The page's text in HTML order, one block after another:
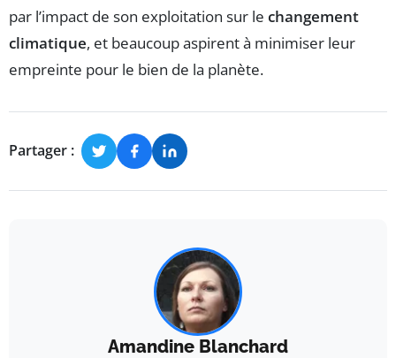
par l’impact de son exploitation sur le changement
climatique, et beaucoup aspirent à minimiser leur
empreinte pour le bien de la planète.
Partager :
Amandine Blanchard